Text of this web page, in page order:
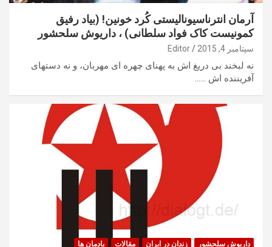
آرمان انترناسیونالیستی کُرد خونین! (بیاد رفیق
کمونیست کاک فواد سلطانی) ، داریوش سلحشور
سپتامبر 4, 2015 Editor
نه لبخند بی دریغ اش به پهنای چهره ای مهربان، و نه دستهای
آفریننده اش ……
داریوش سلحشور زندان در ایران مقالات یادمان ها